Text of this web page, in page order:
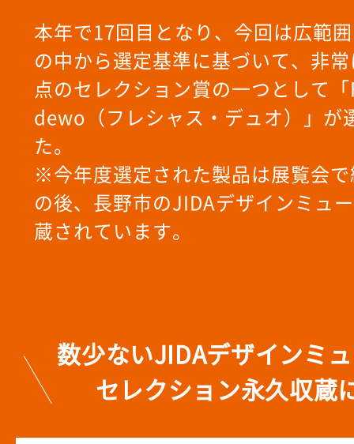
本年で17回目となり、今回は広範
の中から選定基準に基づいて、非
点のセレクション賞の一つとして「
dewo（フレシャス・デュオ）」が
た。
※今年度選定された製品は展覧会
の後、長野市のJIDAデザインミュ
蔵されています。
数少ないJIDAデザインミ
セレクション永久収蔵